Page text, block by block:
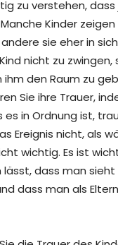
zu verstehen, dass
Kinder zeigen
sie eher in
nicht zu zwingen,
ihm den Raum zu
Sie ihre Trauer,
es in Ordnung ist,
Ereignis nicht, als
wichtig. Es ist
lässt, dass man
dass man als